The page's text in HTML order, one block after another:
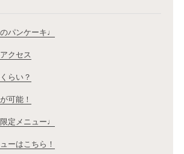
パンケーキ♩
クセス
らい？
可能！
定メニュー♩
ーはこちら！